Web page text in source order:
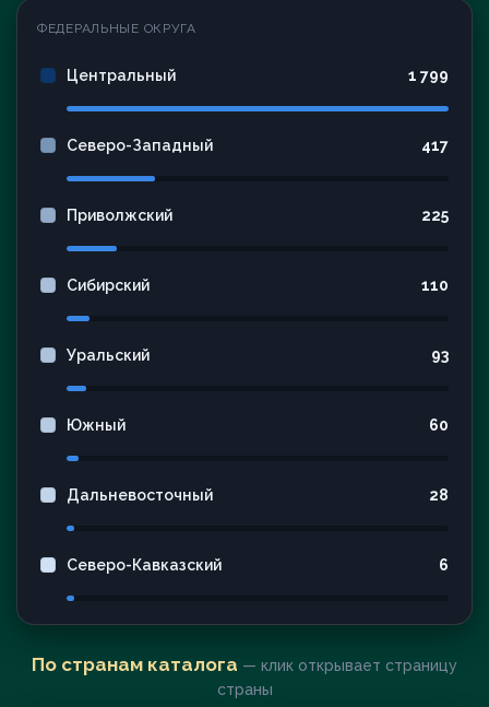
ФЕДЕРАЛЬНЫЕ ОКРУГА
Центральный 1 799
Северо-Западный 417
Приволжский 225
Сибирский 110
Уральский 93
Южный 60
Дальневосточный 28
Северо-Кавказский 6
По странам каталога — клик открывает страницу
страны